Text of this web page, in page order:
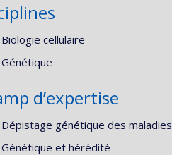
Biologie cellulaire
Génétique
d’expertise
Dépistage génétique des maladies
Génétique et hérédité